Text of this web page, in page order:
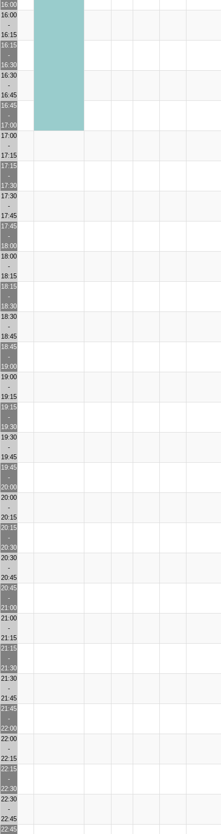
16:00
16:00
-
16:15
16:15
-
16:30
16:30
-
16:45
16:45
-
17:00
17:00
-
17:15
17:15
-
17:30
17:30
-
17:45
17:45
-
18:00
18:00
-
18:15
18:15
-
18:30
18:30
-
18:45
18:45
-
19:00
19:00
-
19:15
19:15
-
19:30
19:30
-
19:45
19:45
-
20:00
20:00
-
20:15
20:15
-
20:30
20:30
-
20:45
20:45
-
21:00
21:00
-
21:15
21:15
-
21:30
21:30
-
21:45
21:45
-
22:00
22:00
-
22:15
22:15
-
22:30
22:30
-
22:45
22:45